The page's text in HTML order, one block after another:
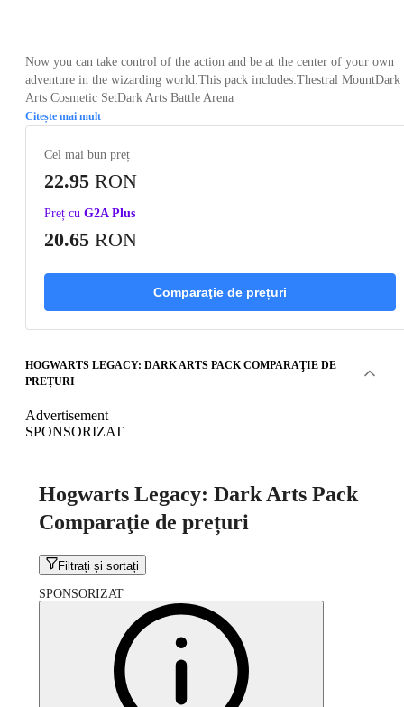
Now you can take control of the action and be at the center of your own
adventure in the wizarding world.This pack includes:Thestral MountDark
Arts Cosmetic SetDark Arts Battle Arena
Citește mai mult
Cel mai bun preț
22.95 RON
Preț cu G2A Plus
20.65 RON
Comparaţie de prețuri
HOGWARTS LEGACY: DARK ARTS PACK COMPARAŢIE DE
PREȚURI
Advertisement
SPONSORIZAT
Hogwarts Legacy: Dark Arts Pack
Comparaţie de prețuri
Filtrați și sortați
SPONSORIZAT